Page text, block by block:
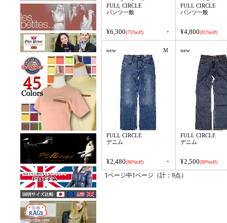
FULL CIRCLE
パンツ一般
¥6,300(75%off) +
FULL CIRCLE
パンツ一般
¥4,800(81%off)
new M
FULL CIRCLE
デニム
¥2,480(86%off) +
new
FULL CIRCLE
デニム
¥2,500(80%off)
1ページ中1ページ（計：9点）